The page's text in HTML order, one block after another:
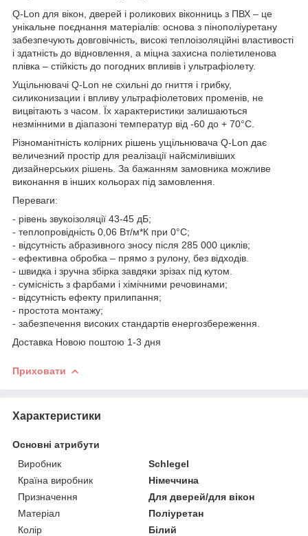
Q-Lon для вікон, дверей і роликових віконниць з ПВХ – це
унікальне поєднання матеріалів: основа з пінополіуретану
забезпечують довговічність, високі теплоізоляційні властивості
і здатність до відновлення, а міцна захисна поліетиленова
плівка – стійкість до погодних впливів і ультрафіолету.
Ущільнювачі Q-Lon не схильні до гниття і грибку,
силиконизации і впливу ультрафіолетових променів, не
вицвітають з часом. Їх характеристики залишаються
незмінними в діапазоні температур від -60 до + 70°C.
Різноманітність колірних рішень ущільнювача Q-Lon дає
величезний простір для реалізації найсміливіших
дизайнерських рішень. За бажанням замовника можливе
виконання в інших кольорах під замовлення.
Переваги:
- рівень звукоізоляції 43-45 дБ;
- теплопровідність 0,06 Вт/м*К при 0°С;
- відсутність абразивного зносу після 285 000 циклів;
- ефективна обробка – прямо з рулону, без відходів.
- швидка і зручна збірка завдяки зрізах під кутом.
- сумісність з фарбами і хімічними речовинами;
- відсутність ефекту прилипання;
- простота монтажу;
- забезпечення високих стандартів енергозбереження.
Доставка Новою поштою 1-3 дня
Приховати
Характеристики
Основні атрибути
Виробник
Schlegel
Країна виробник
Німеччина
Призначення
Для дверей/для вікон
Матеріал
Поліуретан
Колір
Білий